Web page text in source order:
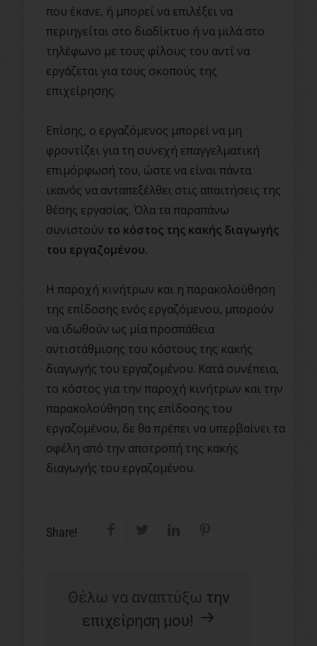
που έκανε, ή μπορεί να επιλέξει να
περιηγείται στο διαδίκτυο ή να μιλά στο
τηλέφωνο με τους φίλους του αντί να
εργάζεται για τους σκοπούς της
επιχείρησης.
Επίσης, ο εργαζόμενος μπορεί να μη
φροντίζει για τη συνεχή επαγγελματική
επιμόρφωσή του, ώστε να είναι πάντα
ικανός να ανταπεξέλθει στις απαιτήσεις της
θέσης εργασίας. Όλα τα παραπάνω
συνιστούν το κόστος της κακής διαγωγής
του εργαζομένου.
Η παροχή κινήτρων και η παρακολούθηση
της επίδοσης ενός εργαζόμενου, μπορούν
να ιδωθούν ως μία προσπάθεια
αντιστάθμισης του κόστους της κακής
διαγωγής του εργαζομένου. Κατά συνέπεια,
το κόστος για την παροχή κινήτρων και την
παρακολούθηση της επίδοσης του
εργαζομένου, δε θα πρέπει να υπερβαίνει τα
οφέλη από την αποτροπή της κακής
διαγωγής του εργαζομένου.
Share!
Θέλω να αναπτύξω την
επιχείρηση μου!